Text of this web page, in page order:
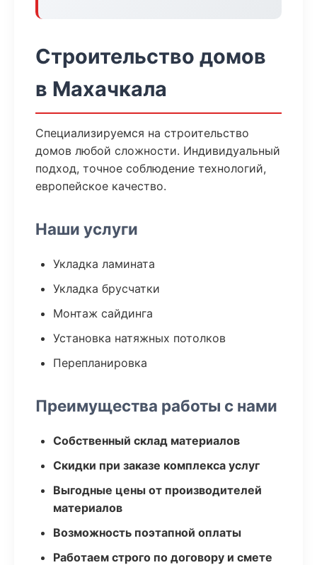
Строительство домов
в Махачкала
Специализируемся на строительство
домов любой сложности. Индивидуальный
подход, точное соблюдение технологий,
европейское качество.
Наши услуги
Укладка ламината
Укладка брусчатки
Монтаж сайдинга
Установка натяжных потолков
Перепланировка
Преимущества работы с нами
Собственный склад материалов
Скидки при заказе комплекса услуг
Выгодные цены от производителей
материалов
Возможность поэтапной оплаты
Работаем строго по договору и смете